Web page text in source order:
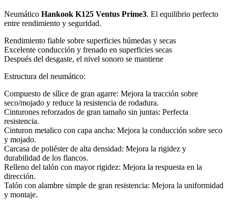
Neumático Hankook K125 Ventus Prime3. El equilibrio perfecto
entre rendimiento y seguridad.
Rendimiento fiable sobre superficies húmedas y secas
Excelente conducción y frenado en superficies secas
Después del desgaste, el nivel sonoro se mantiene
Estructura del neumático:
Compuesto de sílice de gran agarre: Mejora la tracción sobre
seco/mojado y reduce la resistencia de rodadura.
Cinturones reforzados de gran tamaño sin juntas: Perfecta
resistencia.
Cinturon metalico con capa ancha: Mejora la conducción sobre seco
y mojado.
Carcasa de poliéster de alta densidad: Mejora la rigidez y
durabilidad de los flancos.
Relleno del talón con mayor rigidez: Mejora la respuesta en la
dirección.
Talón con alambre simple de gran resistencia: Mejora la uniformidad
y montaje.